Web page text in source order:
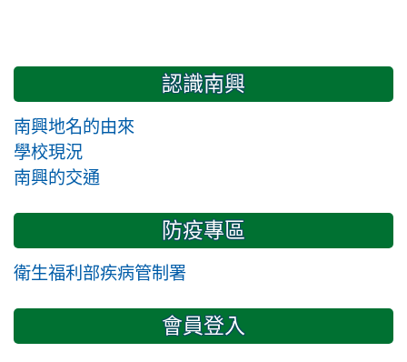
認識南興
南興地名的由來
學校現況
南興的交通
防疫專區
衛生福利部疾病管制署
會員登入